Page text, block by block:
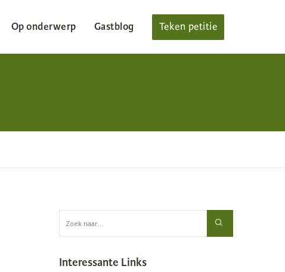
Op onderwerp Gastblog Teken petitie
Interessante Links